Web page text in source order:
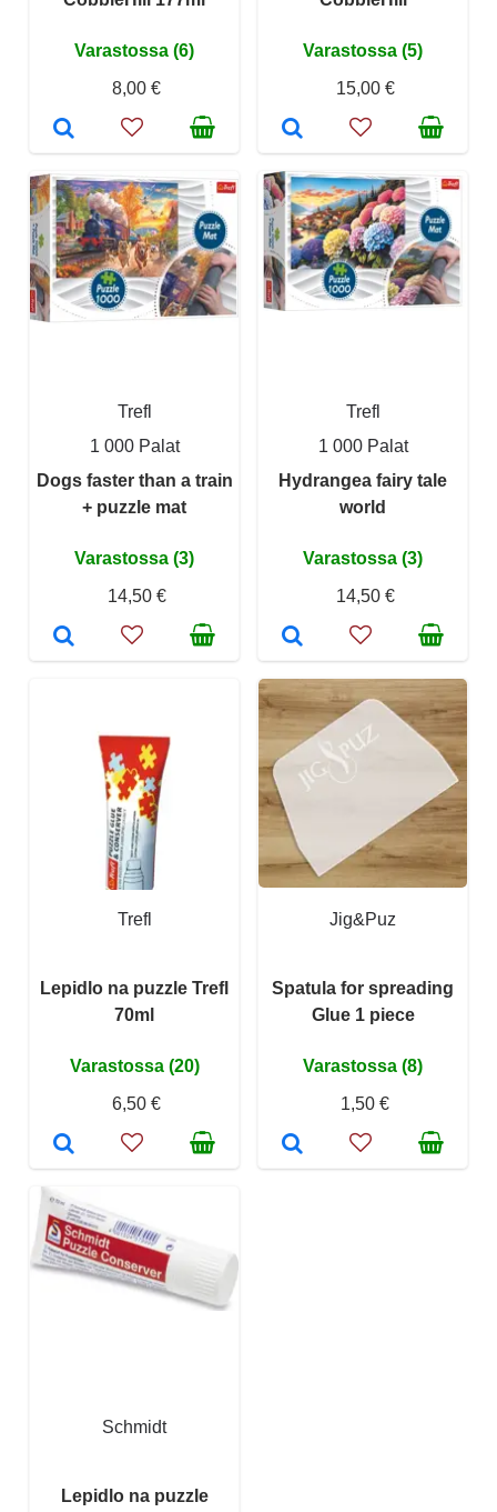
Varastossa (6)
8,00 €
Varastossa (5)
15,00 €
Trefl
1 000 Palat
Dogs faster than a train
+ puzzle mat
Varastossa (3)
14,50 €
Trefl
1 000 Palat
Hydrangea fairy tale
world
Varastossa (3)
14,50 €
Trefl
Lepidlo na puzzle Trefl
70ml
Varastossa (20)
6,50 €
Jig&Puz
Spatula for spreading
Glue 1 piece
Varastossa (8)
1,50 €
Schmidt
Lepidlo na puzzle